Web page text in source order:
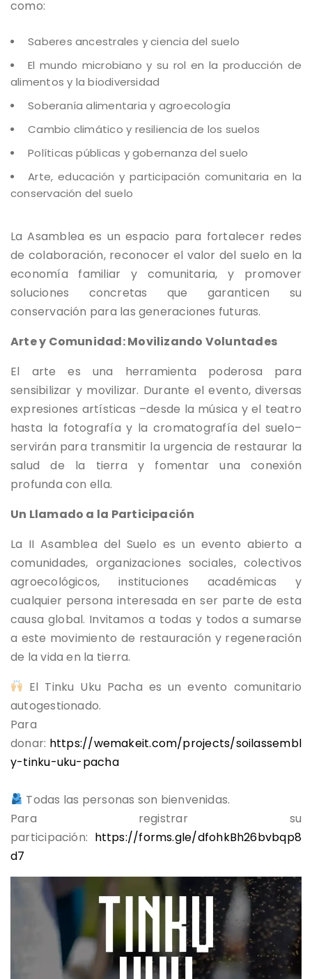
como:
Saberes ancestrales y ciencia del suelo
El mundo microbiano y su rol en la producción de
alimentos y la biodiversidad
Soberanía alimentaria y agroecología
Cambio climático y resiliencia de los suelos
Políticas públicas y gobernanza del suelo
Arte, educación y participación comunitaria en la
conservación del suelo
La Asamblea es un espacio para fortalecer redes
de colaboración, reconocer el valor del suelo en la
economía familiar y comunitaria, y promover
soluciones concretas que garanticen su
conservación para las generaciones futuras.
Arte y Comunidad: Movilizando Voluntades
El arte es una herramienta poderosa para
sensibilizar y movilizar. Durante el evento, diversas
expresiones artísticas –desde la música y el teatro
hasta la fotografía y la cromatografía del suelo–
servirán para transmitir la urgencia de restaurar la
salud de la tierra y fomentar una conexión
profunda con ella.
Un Llamado a la Participación
La II Asamblea del Suelo es un evento abierto a
comunidades, organizaciones sociales, colectivos
agroecológicos, instituciones académicas y
cualquier persona interesada en ser parte de esta
causa global. Invitamos a todas y todos a sumarse
a este movimiento de restauración y regeneración
de la vida en la tierra.
El Tinku Uku Pacha es un evento comunitario
autogestionado.
Para
donar: https://wemakeit.com/projects/soilassembl
y-tinku-uku-pacha
Todas las personas son bienvenidas.
Para registrar su
participación: https://forms.gle/dfohkBh26bvbqp8
d7